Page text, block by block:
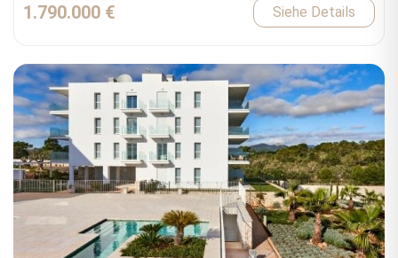
1.790.000 € Siehe Details